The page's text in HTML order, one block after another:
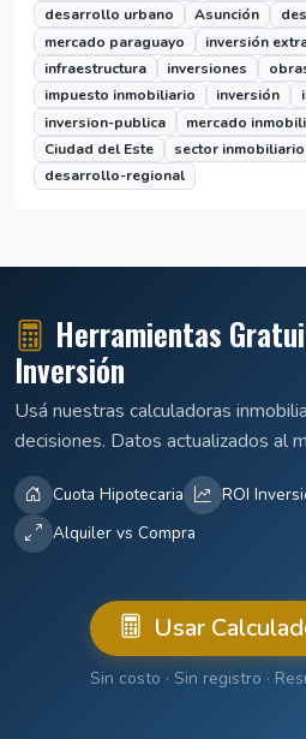
desarrollo urbano
Asunción
mercado paraguayo
inversión
infraestructura
inversiones
impuesto inmobiliario
inversión
inversion-publica
mercado
Ciudad del Este
sector inmobiliario
desarrollo-regional
Herramientas
Inversión
Usá nuestras calculadoras
decisiones. Datos actualizados al
Cuota Hipotecaria ROI
Alquiler vs Compra
Usar
Sin costo · Sin registro ·